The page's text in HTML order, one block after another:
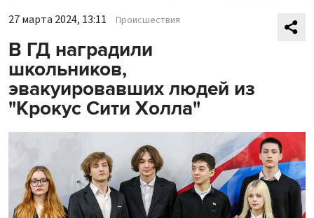
27 марта 2024, 13:11 Происшествия
В ГД наградили
школьников,
эвакуировавших людей из
"Крокус Сити Холла"